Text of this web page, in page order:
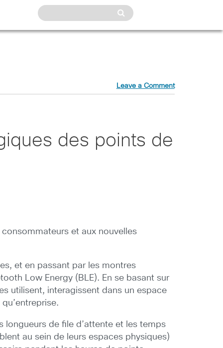
Leave a Comment
des points de
et aux nouvelles
et en passant par les montres
Low Energy (BLE). En se basant sur
utilisent, interagissent dans un espace
de file d’attente et les temps
au sein de leurs espaces physiques)